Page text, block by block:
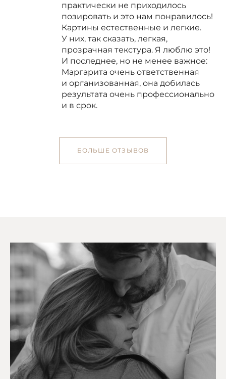
практически не приходилось
позировать и это нам понравилось!
Картины естественные и легкие.
У них, так сказать, легкая,
прозрачная текстура. Я люблю это!
И последнее, но не менее важное:
Маргарита очень ответственная
и организованная, она добилась
результата очень профессионально
и в срок.
БОЛЬШЕ ОТЗЫВОВ